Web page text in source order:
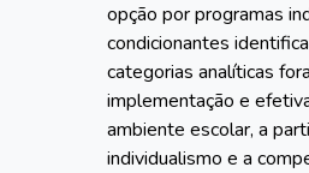
opção por programas
condicionantes
categorias analíticas
implementação e
ambiente escolar, a
individualismo e a